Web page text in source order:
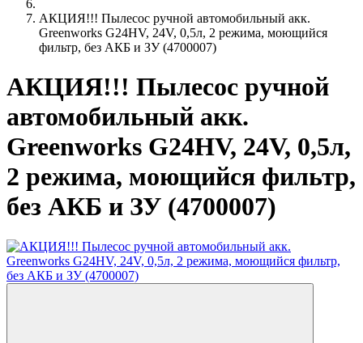
АКЦИЯ!!! Пылесос ручной автомобильный акк.
Greenworks G24HV, 24V, 0,5л, 2 режима, моющийся
фильтр, без АКБ и ЗУ (4700007)
АКЦИЯ!!! Пылесос ручной
автомобильный акк.
Greenworks G24HV, 24V, 0,5л,
2 режима, моющийся фильтр,
без АКБ и ЗУ (4700007)